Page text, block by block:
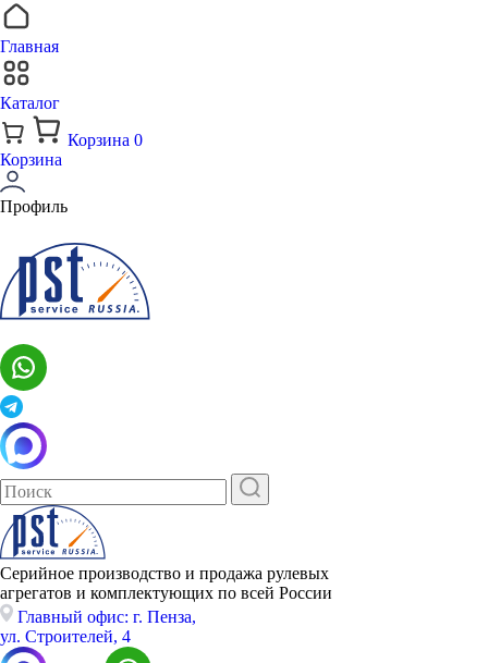
Главная
Каталог
Корзина 0
Корзина
Профиль
Серийное производство и продажа рулевых
агрегатов и комплектующих по всей России
Главный офис: г. Пенза,
ул. Строителей, 4